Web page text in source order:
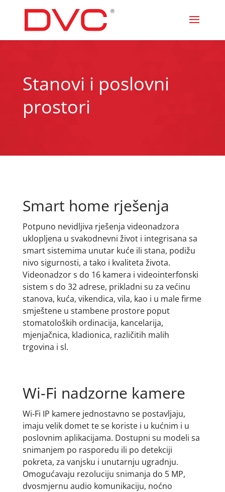
Stanovi i poslovni
prostori
Smart home rješenja
Potpuno nevidljiva rješenja videonadzora
uklopljena u svakodnevni život i integrisana sa
smart sistemima unutar kuće ili stana, podižu
nivo sigurnosti, a tako i kvaliteta života.
Videonadzor s do 16 kamera i videointerfonski
sistem s do 32 adrese, prikladni su za većinu
stanova, kuća, vikendica, vila, kao i u male firme
smještene u stambene prostore poput
stomatoloških ordinacija, kancelarija,
mjenjačnica, kladionica, različitih malih
trgovina i sl.
Wi-Fi nadzorne kamere
Wi-Fi IP kamere jednostavno se postavljaju,
imaju velik domet te se koriste i u kućnim i u
poslovnim aplikacijama. Dostupni su modeli sa
snimanjem po rasporedu ili po detekciji
pokreta, za vanjsku i unutarnju ugradnju.
Omogućavaju rezoluciju snimanja do 5 MP,
dvosmjernu audio komunikaciju, noćno